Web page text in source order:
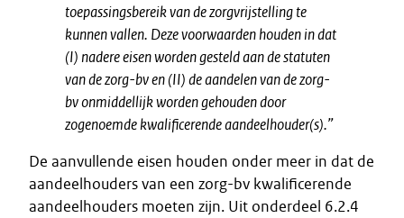
toepassingsbereik van de zorgvrijstelling te
kunnen vallen. Deze voorwaarden houden in dat
(I) nadere eisen worden gesteld aan de statuten
van de zorg-bv en (II) de aandelen van de zorg-
bv onmiddellijk worden gehouden door
zogenoemde kwalificerende aandeelhouder(s).”
De aanvullende eisen houden onder meer in dat de
aandeelhouders van een zorg-bv kwalificerende
aandeelhouders moeten zijn. Uit onderdeel 6.2.4